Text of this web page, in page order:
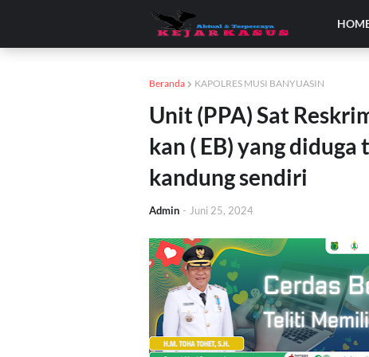
Beranda KAPOLRES MUSI BANYUASIN
Unit (PPA) Sat
kan ( EB) yang
kandung sendiri
Admin - Juni 25, 2024